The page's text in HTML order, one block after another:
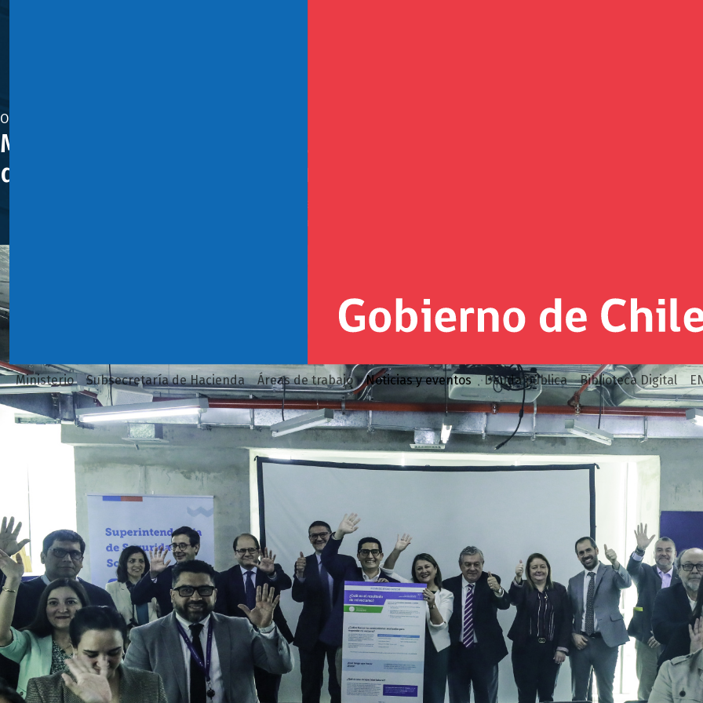
Ministerio Subsecretaría de Hacienda Áreas de trabajo Noticias y eventos Deuda pública Biblioteca Digital
Octubre 22, 2025
Ministerio de Hacienda y SUSESO lanzan “Tu resolución en
dictámenes referidos a licencias médicas en lenguaje claro